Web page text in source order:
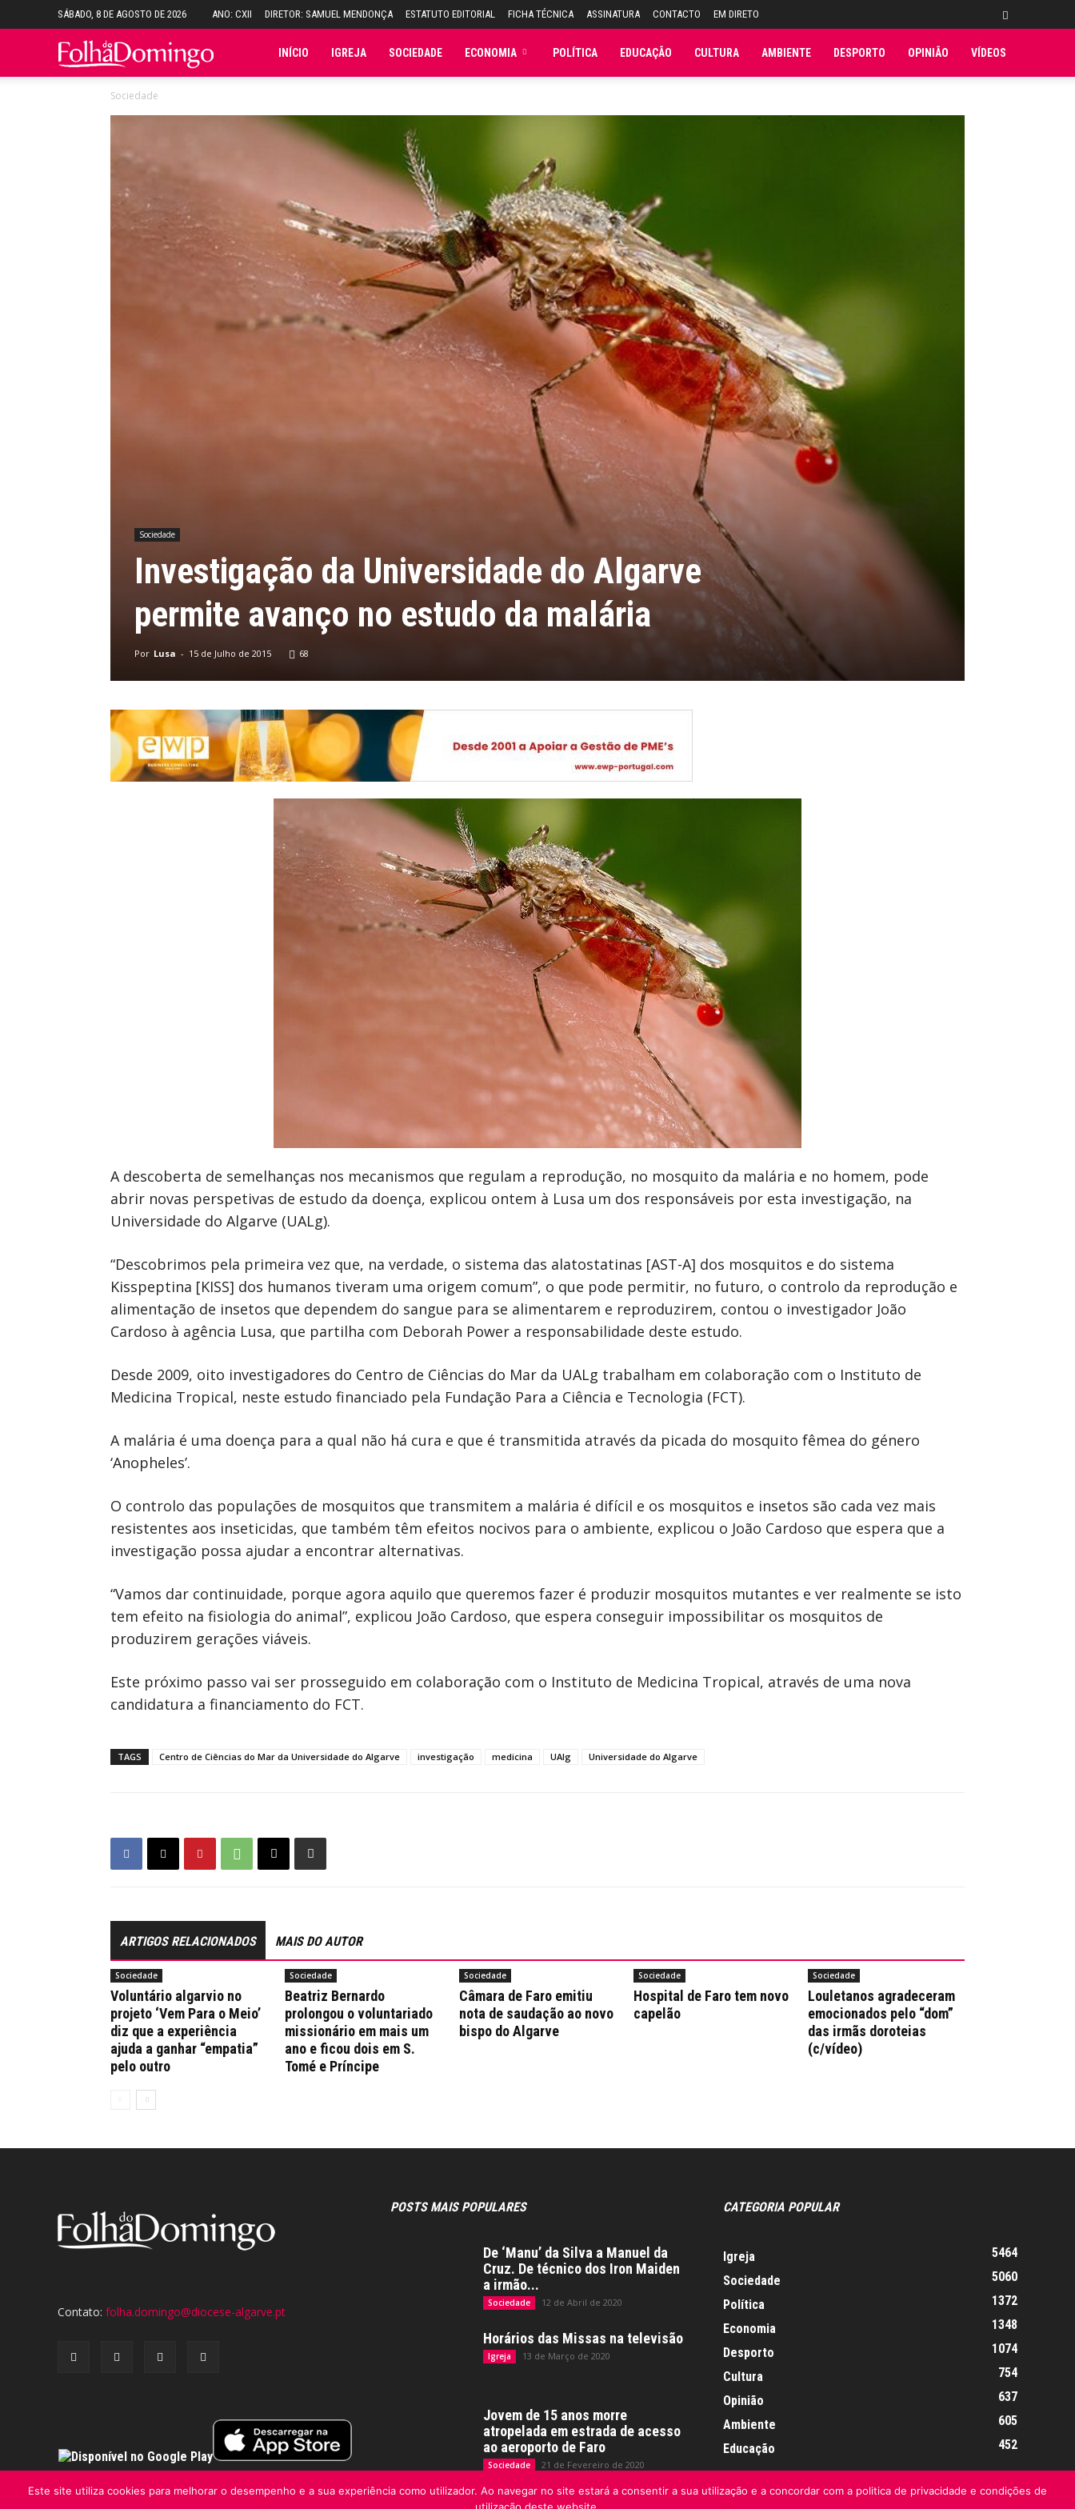
SÁBADO, 8 DE AGOSTO DE 2026 ANO: CXII DIRETOR: SAMUEL MENDONÇA ESTATUTO EDITORIAL FICHA TÉCNICA ASSINATURA CONTACTO EM DIRETO
Folha INÍCIO IGREJA SOCIEDADE ECONOMIA POLÍTICA EDUCAÇÃO CULTURA AMBIENTE DESPORTO OPINIÃO VÍDEOS
Sociedade
Sociedade
Investigação da Universidade do Algarve
permite avanço no estudo da malária
Por Lusa - 15 de Julho de 2015 68
A descoberta de semelhanças nos mecanismos que regulam a reprodução, no mosquito da malária e no homem, pode
abrir novas perspetivas de estudo da doença, explicou ontem à Lusa um dos responsáveis por esta investigação, na
Universidade do Algarve (UALg).
“Descobrimos pela primeira vez que, na verdade, o sistema das alatostatinas [AST-A] dos mosquitos e do sistema
Kisspeptina [KISS] dos humanos tiveram uma origem comum”, o que pode permitir, no futuro, o controlo da reprodução e
alimentação de insetos que dependem do sangue para se alimentarem e reproduzirem, contou o investigador João
Cardoso à agência Lusa, que partilha com Deborah Power a responsabilidade deste estudo.
Desde 2009, oito investigadores do Centro de Ciências do Mar da UALg trabalham em colaboração com o Instituto de
Medicina Tropical, neste estudo financiado pela Fundação Para a Ciência e Tecnologia (FCT).
A malária é uma doença para a qual não há cura e que é transmitida através da picada do mosquito fêmea do género
‘Anopheles’.
O controlo das populações de mosquitos que transmitem a malária é difícil e os mosquitos e insetos são cada vez mais
resistentes aos inseticidas, que também têm efeitos nocivos para o ambiente, explicou o João Cardoso que espera que a
investigação possa ajudar a encontrar alternativas.
“Vamos dar continuidade, porque agora aquilo que queremos fazer é produzir mosquitos mutantes e ver realmente se isto
tem efeito na fisiologia do animal”, explicou João Cardoso, que espera conseguir impossibilitar os mosquitos de
produzirem gerações viáveis.
Este próximo passo vai ser prosseguido em colaboração com o Instituto de Medicina Tropical, através de uma nova
candidatura a financiamento do FCT.
TAGS Centro de Ciências do Mar da Universidade do Algarve investigação medicina UAlg Universidade do Algarve
ARTIGOS RELACIONADOS MAIS DO AUTOR
Sociedade
Voluntário algarvio no
projeto ‘Vem Para o Meio’
diz que a experiência
ajuda a ganhar “empatia”
pelo outro
Sociedade
Beatriz Bernardo
prolongou o voluntariado
missionário em mais um
ano e ficou dois em S.
Tomé e Príncipe
Sociedade
Câmara de Faro emitiu
nota de saudação ao novo
bispo do Algarve
Sociedade
Hospital de Faro tem novo
capelão
Sociedade
Louletanos agradeceram
emocionados pelo “dom”
das irmãs doroteias
(c/vídeo)
Contato: folha.domingo@diocese-algarve.pt
POSTS MAIS POPULARES
De ‘Manu’ da Silva a Manuel da
Cruz. De técnico dos Iron Maiden
a irmão...
Sociedade 12 de Abril de 2020
Horários das Missas na televisão
Igreja 13 de Março de 2020
Jovem de 15 anos morre
atropelada em estrada de acesso
ao aeroporto de Faro
Sociedade 21 de Fevereiro de 2020
CATEGORIA POPULAR
Igreja
5464
Sociedade
5060
Política
1372
Economia
1348
Desporto
1074
Cultura
754
Opinião
637
Ambiente
605
Educação
452
Este site utiliza cookies para melhorar o desempenho e a sua experiência como utilizador. Ao navegar no site estará a consentir a sua utilização e a concordar com a politica de privacidade e condições de